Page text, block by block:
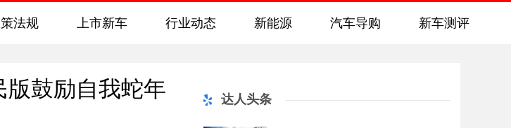
法规 上市新车 行业动态 新能源 汽车导购 新车测评
版鼓励自我蛇年
达人头条